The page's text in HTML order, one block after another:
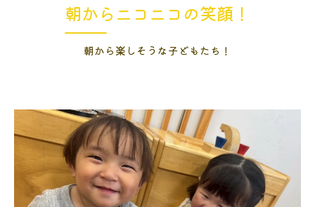
朝からニコニコの笑顔！
朝から楽しそうな子どもたち！